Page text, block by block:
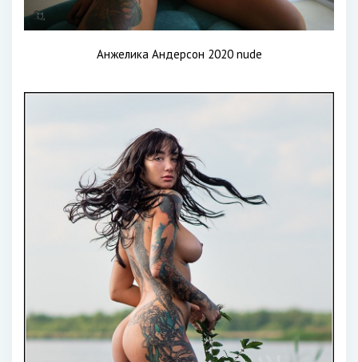
Анжелика Андерсон 2020 nude